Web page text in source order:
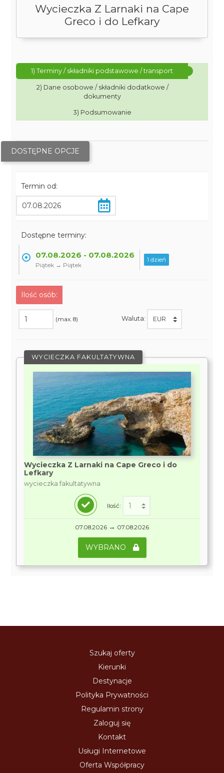
Wycieczka Z Larnaki na Cape
Greco i do Lefkary
1) Terminy / składniki podstawowe / transport
2) Dane osobowe / składniki dodatkowe /
dokumenty
3) Podsumowanie
DOSTĘPNE OPCJE
Termin od:
Dostępne terminy:
07.08.2026 - 07.08.2026
Piątek → Piątek
1 dzień
Ilość osób:
(max. 8) Waluta:
WYCIECZKA FAKULTATYWNA
Wycieczka Z Larnaki na Cape Greco i do
Lefkary
wycieczka fakultatywna
Ilość:
07.08.2026 → 07.08.2026
WYBRANO
Szukaj oferty
Kierunki
Destynacje
Polityka Prywatności
Regulamin strony
Zaloguj się
Kontakt
Usługi Internetowe
Oferta Współpracy